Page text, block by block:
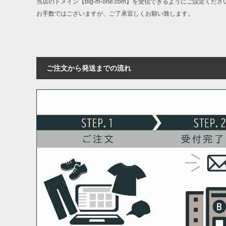
当店のドメイン【big-m-one.com】を受信できるようにご設定くださ
お手数ではございますが、ご了承宜しくお願い致します。
ご注文から発送までの流れ